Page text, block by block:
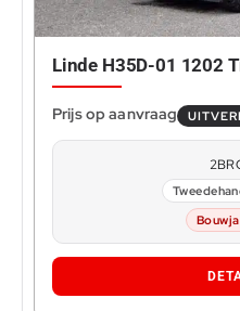
Linde H35D-01 1202